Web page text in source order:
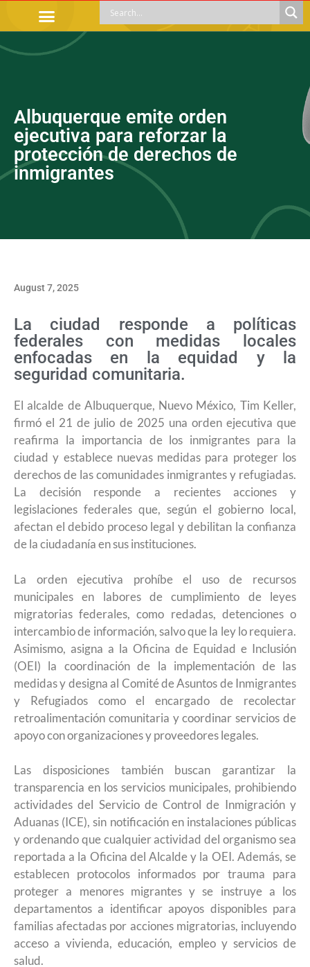
Albuquerque emite orden
ejecutiva para reforzar la
protección de derechos de
inmigrantes
August 7, 2025
La ciudad responde a políticas
federales con medidas locales
enfocadas en la equidad y la
seguridad comunitaria.
El alcalde de Albuquerque, Nuevo México, Tim Keller,
firmó el 21 de julio de 2025 una orden ejecutiva que
reafirma la importancia de los inmigrantes para la
ciudad y establece nuevas medidas para proteger los
derechos de las comunidades inmigrantes y refugiadas.
La decisión responde a recientes acciones y
legislaciones federales que, según el gobierno local,
afectan el debido proceso legal y debilitan la confianza
de la ciudadanía en sus instituciones.
La orden ejecutiva prohíbe el uso de recursos
municipales en labores de cumplimiento de leyes
migratorias federales, como redadas, detenciones o
intercambio de información, salvo que la ley lo requiera.
Asimismo, asigna a la Oficina de Equidad e Inclusión
(OEI) la coordinación de la implementación de las
medidas y designa al Comité de Asuntos de Inmigrantes
y Refugiados como el encargado de recolectar
retroalimentación comunitaria y coordinar servicios de
apoyo con organizaciones y proveedores legales.
Las disposiciones también buscan garantizar la
transparencia en los servicios municipales, prohibiendo
actividades del Servicio de Control de Inmigración y
Aduanas (ICE), sin notificación en instalaciones públicas
y ordenando que cualquier actividad del organismo sea
reportada a la Oficina del Alcalde y la OEI. Además, se
establecen protocolos informados por trauma para
proteger a menores migrantes y se instruye a los
departamentos a identificar apoyos disponibles para
familias afectadas por acciones migratorias, incluyendo
acceso a vivienda, educación, empleo y servicios de
salud.